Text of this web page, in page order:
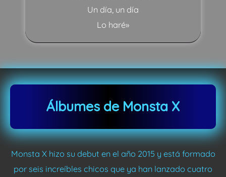
Un día, un día
Lo haré»
Álbumes de Monsta X
Monsta X hizo su debut en el año 2015 y está formado
por seis increíbles chicos que ya han lanzado cuatro